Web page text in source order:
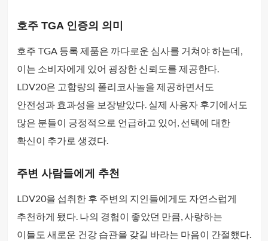
호주 TGA 인증의 의미
호주 TGA 등록 제품은 까다로운 심사를 거쳐야 하는데,
이는 소비자에게 있어 굉장한 신뢰도를 제공한다.
LDV20은 고함량의 폴리코사놀을 제공하면서도
안전성과 효과성을 보장받았다. 실제 사용자 후기에서도
많은 분들이 긍정적으로 언급하고 있어, 선택에 대한
확신이 추가로 생겼다.
주변 사람들에게 추천
LDV20을 섭취한 후 주변의 지인들에게도 자연스럽게
추천하게 됐다. 나의 경험이 좋았던 만큼, 사랑하는
이들도 새로운 건강 습관을 갖길 바라는 마음이 간절했다.